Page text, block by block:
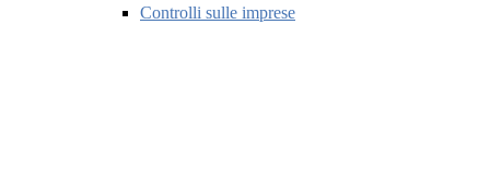
Controlli sulle imprese